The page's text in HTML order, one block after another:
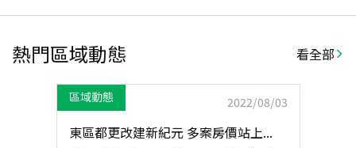
熱門區域動態 看全部
區域動態 2022/08/03
東區都更改建新紀元 多案房價站上...